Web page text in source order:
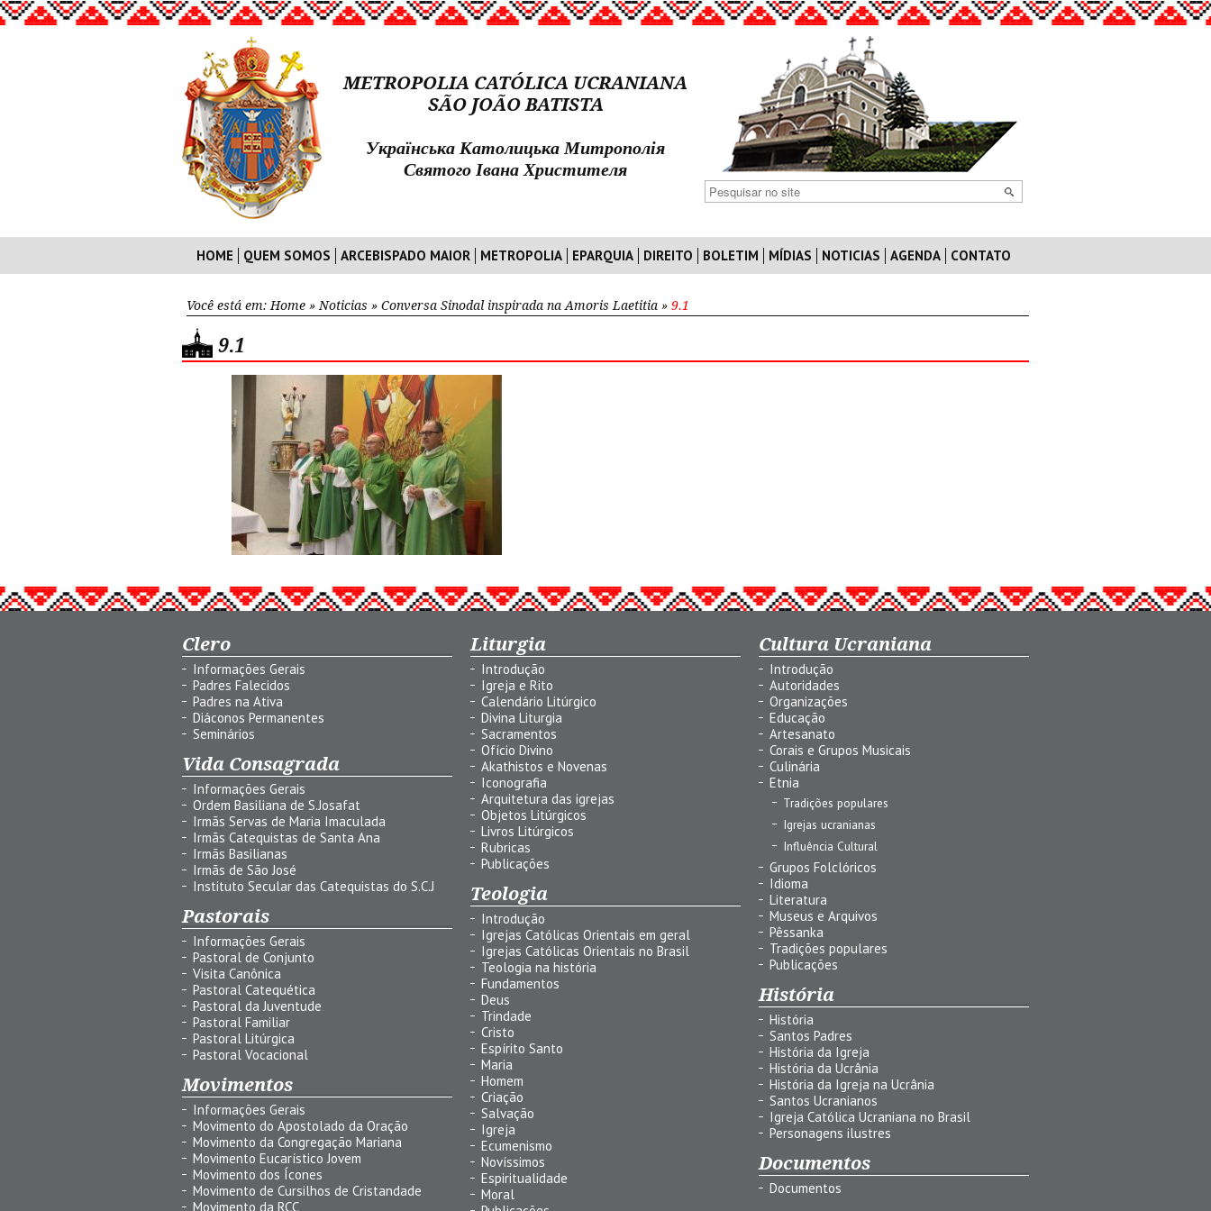
METROPOLIA CATÓLICA UCRANIANA
SÃO JOÃO BATISTA
Українська Католицька Митрополія
Святого Івана Христителя
HOME QUEM SOMOS ARCEBISPADO MAIOR METROPOLIA EPARQUIA DIREITO BOLETIM MÍDIAS NOTICIAS AGENDA CONTATO
Você está em: Home » Noticias » Conversa Sinodal inspirada na Amoris Laetitia » 9.1
9.1
Clero
Informações Gerais
Padres Falecidos
Padres na Ativa
Diáconos Permanentes
Seminários
Vida Consagrada
Informações Gerais
Ordem Basiliana de S.Josafat
Irmãs Servas de Maria Imaculada
Irmãs Catequistas de Santa Ana
Irmãs Basilianas
Irmãs de São José
Instituto Secular das Catequistas do S.C.J
Pastorais
Informações Gerais
Pastoral de Conjunto
Visita Canônica
Pastoral Catequética
Pastoral da Juventude
Pastoral Familiar
Pastoral Litúrgica
Pastoral Vocacional
Movimentos
Informações Gerais
Movimento do Apostolado da Oração
Movimento da Congregação Mariana
Movimento Eucarístico Jovem
Movimento dos Ícones
Movimento de Cursilhos de Cristandade
Movimento da RCC
Liturgia
Introdução
Igreja e Rito
Calendário Litúrgico
Divina Liturgia
Sacramentos
Ofício Divino
Akathistos e Novenas
Iconografia
Arquitetura das igrejas
Objetos Litúrgicos
Livros Litúrgicos
Rubricas
Publicações
Teologia
Introdução
Igrejas Católicas Orientais em geral
Igrejas Católicas Orientais no Brasil
Teologia na história
Fundamentos
Deus
Trindade
Cristo
Espírito Santo
Maria
Homem
Criação
Salvação
Igreja
Ecumenismo
Novíssimos
Espiritualidade
Moral
Cultura Ucraniana
Introdução
Autoridades
Organizações
Educação
Artesanato
Corais e Grupos Musicais
Culinária
Etnia
Tradições populares
Igrejas ucranianas
Influência Cultural
Grupos Folclóricos
Idioma
Literatura
Museus e Arquivos
Pêssanka
Tradições populares
Publicações
História
História
Santos Padres
História da Igreja
História da Ucrânia
História da Igreja na Ucrânia
Santos Ucranianos
Igreja Católica Ucraniana no Brasil
Personagens ilustres
Documentos
Documentos